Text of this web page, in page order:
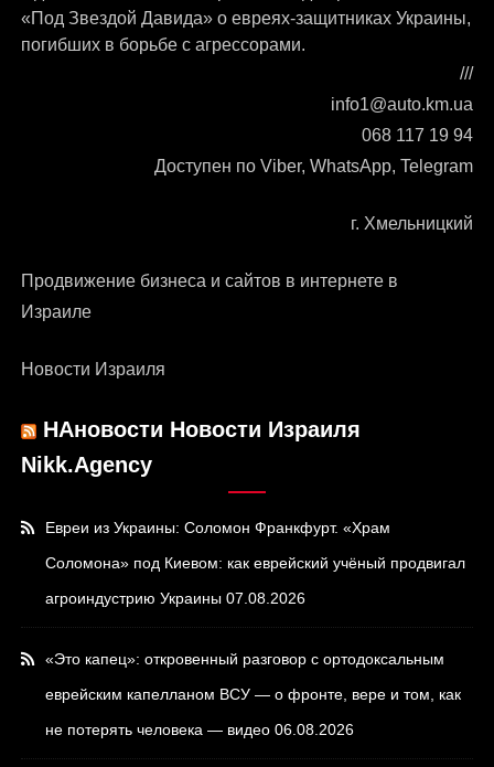
«Под Звездой Давида» о евреях-защитниках Украины,
погибших в борьбе с агрессорами.
///
info1@auto.km.ua
068 117 19 94
Доступен по Viber, WhatsApp, Telegram
г. Хмельницкий
Продвижение бизнеса и сайтов в интернете в
Израиле
Новости Израиля
НАновости Новости Израиля
Nikk.Agency
Евреи из Украины: Соломон Франкфурт. «Храм
Соломона» под Киевом: как еврейский учёный продвигал
агроиндустрию Украины 07.08.2026
«Это капец»: откровенный разговор с ортодоксальным
еврейским капелланом ВСУ — о фронте, вере и том, как
не потерять человека — видео 06.08.2026